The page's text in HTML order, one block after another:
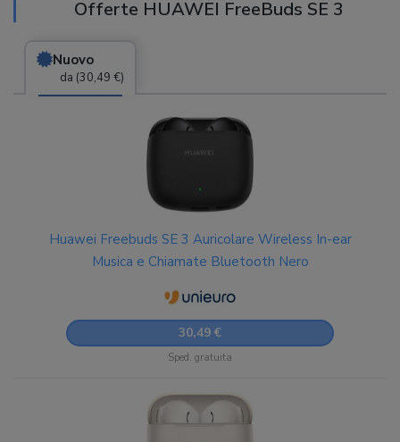
Offerte HUAWEI FreeBuds SE 3
Nuovo
da (30,49 €)
Huawei Freebuds SE 3 Auricolare Wireless In-ear
Musica e Chiamate Bluetooth Nero
30,49 €
Sped. gratuita